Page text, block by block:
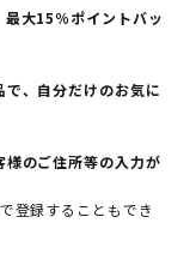
大15％ポイントバッ
、自分だけのお気に
のご住所等の入力が
登録することもでき